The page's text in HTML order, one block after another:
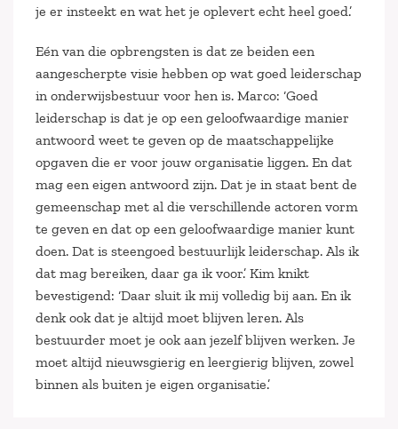
je er insteekt en wat het je oplevert echt heel goed.’
Eén van die opbrengsten is dat ze beiden een
aangescherpte visie hebben op wat goed leiderschap
in onderwijsbestuur voor hen is. Marco: ‘Goed
leiderschap is dat je op een geloofwaardige manier
antwoord weet te geven op de maatschappelijke
opgaven die er voor jouw organisatie liggen. En dat
mag een eigen antwoord zijn. Dat je in staat bent de
gemeenschap met al die verschillende actoren vorm
te geven en dat op een geloofwaardige manier kunt
doen. Dat is steengoed bestuurlijk leiderschap. Als ik
dat mag bereiken, daar ga ik voor.’ Kim knikt
bevestigend: ‘Daar sluit ik mij volledig bij aan. En ik
denk ook dat je altijd moet blijven leren. Als
bestuurder moet je ook aan jezelf blijven werken. Je
moet altijd nieuwsgierig en leergierig blijven, zowel
binnen als buiten je eigen organisatie.’